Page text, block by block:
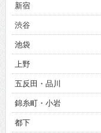
新宿
渋谷
池袋
上野
五反田・品川
錦糸町・小岩
都下